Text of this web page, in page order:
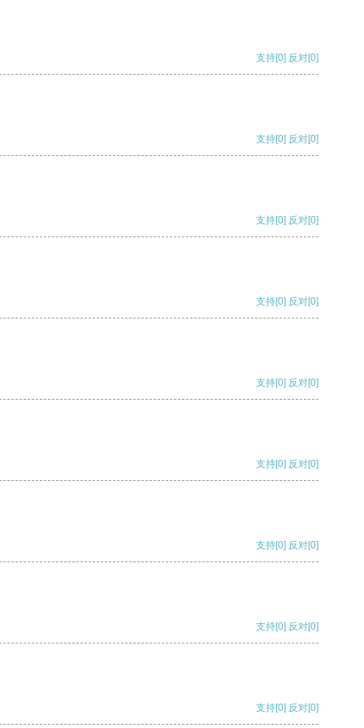
支持[0] 反对[0]
支持[0] 反对[0]
支持[0] 反对[0]
支持[0] 反对[0]
支持[0] 反对[0]
支持[0] 反对[0]
支持[0] 反对[0]
支持[0] 反对[0]
支持[0] 反对[0]